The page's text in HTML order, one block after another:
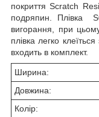
покриття Scratch
подряпин. Плівка
вигорання, при
плівка легко
входить в комплект.
Ширина:
Довжина:
Колір: